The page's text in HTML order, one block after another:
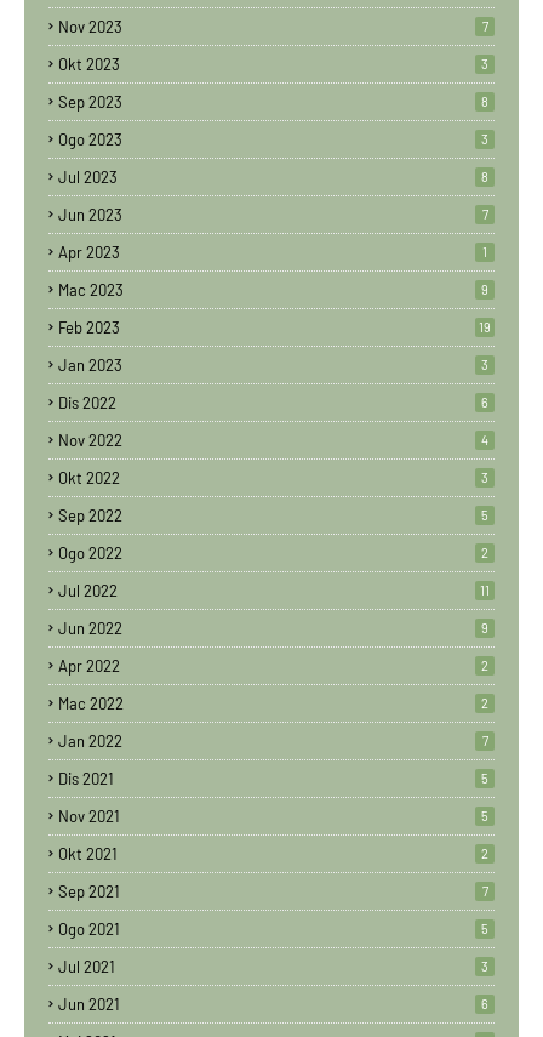
Nov 2023 7
Okt 2023 3
Sep 2023 8
Ogo 2023 3
Jul 2023 8
Jun 2023 7
Apr 2023 1
Mac 2023 9
Feb 2023 19
Jan 2023 3
Dis 2022 6
Nov 2022 4
Okt 2022 3
Sep 2022 5
Ogo 2022 2
Jul 2022 11
Jun 2022 9
Apr 2022 2
Mac 2022 2
Jan 2022 7
Dis 2021 5
Nov 2021 5
Okt 2021 2
Sep 2021 7
Ogo 2021 5
Jul 2021 3
Jun 2021 6